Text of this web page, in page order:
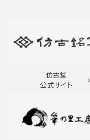
仿古堂
公式サイト